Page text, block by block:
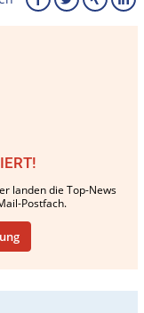
landen die Top-News
Postfach.